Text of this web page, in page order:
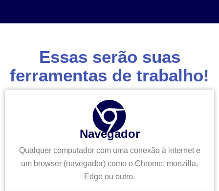
Essas serão suas
ferramentas de trabalho!
Navegador
Qualquer computador com uma conexão à internet e
um browser (navegador) como o Chrome, monzilla,
Edge ou outro.